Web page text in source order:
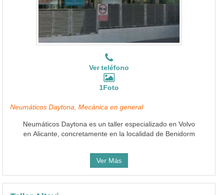
Ver teléfono
1Foto
Neumáticos Daytona, Mecánica en general
Neumáticos Daytona es un taller especializado en Volvo
en Alicante, concretamente en la localidad de Benidorm
Ver Más